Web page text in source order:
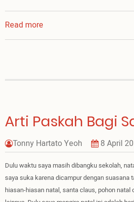
Read more
pacaran
Arti Paskah Bagi
Tonny Hartato Yeoh 8 April
Dulu waktu saya masih dibangku sekolah,
saya suka karena dicampur dengan suasana
hiasan-hiasan natal, santa claus, pohon natal